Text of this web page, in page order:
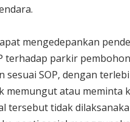
mengedepankan
terhadap parkir
SOP, dengan
atau meminta
tersebut tidak